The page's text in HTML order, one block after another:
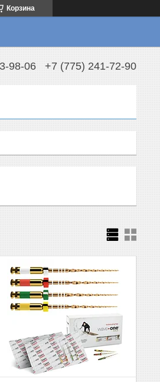
Корзина
98-06 +7 (775) 241-72-90